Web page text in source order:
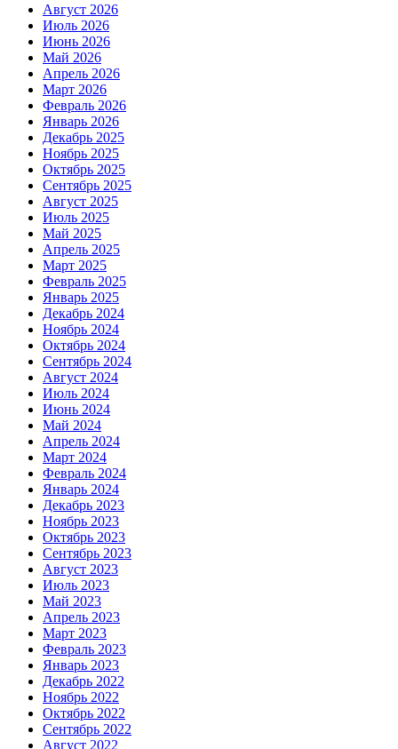
Август 2026
Июль 2026
Июнь 2026
Май 2026
Апрель 2026
Март 2026
Февраль 2026
Январь 2026
Декабрь 2025
Ноябрь 2025
Октябрь 2025
Сентябрь 2025
Август 2025
Июль 2025
Май 2025
Апрель 2025
Март 2025
Февраль 2025
Январь 2025
Декабрь 2024
Ноябрь 2024
Октябрь 2024
Сентябрь 2024
Август 2024
Июль 2024
Июнь 2024
Май 2024
Апрель 2024
Март 2024
Февраль 2024
Январь 2024
Декабрь 2023
Ноябрь 2023
Октябрь 2023
Сентябрь 2023
Август 2023
Июль 2023
Май 2023
Апрель 2023
Март 2023
Февраль 2023
Январь 2023
Декабрь 2022
Ноябрь 2022
Октябрь 2022
Сентябрь 2022
Август 2022